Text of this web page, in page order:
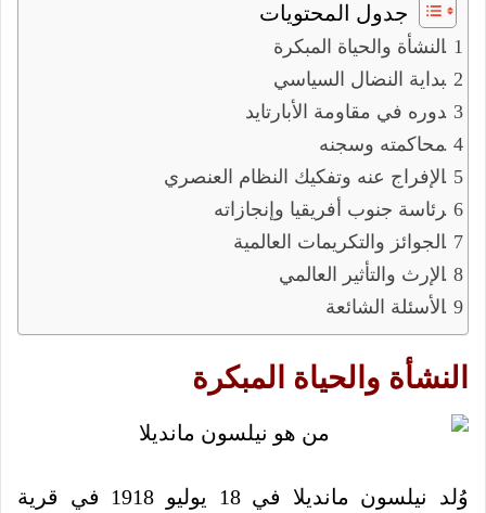
جدول المحتويات
النشأة والحياة المبكرة
بداية النضال السياسي
دوره في مقاومة الأبارتايد
محاكمته وسجنه
الإفراج عنه وتفكيك النظام العنصري
رئاسة جنوب أفريقيا وإنجازاته
الجوائز والتكريمات العالمية
الإرث والتأثير العالمي
الأسئلة الشائعة
النشأة والحياة المبكرة
وُلد نيلسون مانديلا في 18 يوليو 1918 في قرية